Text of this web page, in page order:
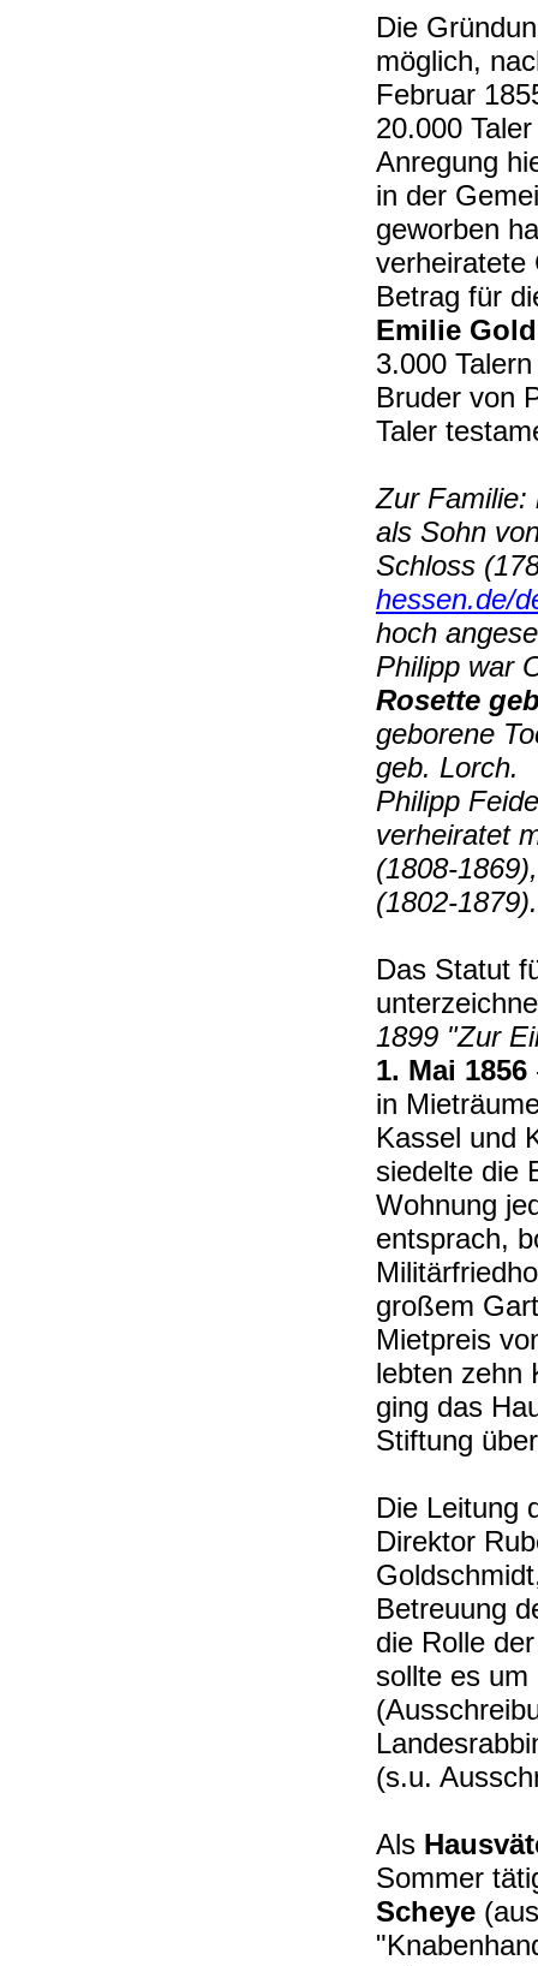
Die
möglich,
Februar
20.000
Anregung
in der
geworben
verheiratete
Betrag für
Emilie
3.000
Bruder von
Taler
Zur Familie:
als Sohn
Schloss
hessen.de/
hoch
Philipp war
Rosette
geborene
geb. Lorch.
Philipp
verheiratet
(1808-
(1802-
Das Statut
1899 "Zur
1. Mai 1856
in
Kassel und
siedelte die
Wohnung
entsprach,
großem
Mietpreis
lebten zehn
ging das
Stiftung
Die Leitung
Direktor
Betreuung
die Rolle
sollte es um
(s.u.
Als
Sommer
Scheye